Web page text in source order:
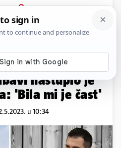
PRIJAVA
Show Komentari
krizmu kćeri, a
nastupio je
'Bila mi je čast'
u 10:34